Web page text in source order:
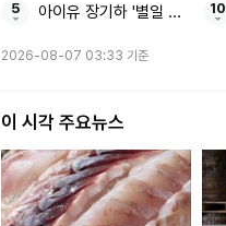
아이유 장기하 '별일 없이 산다'
2026-08-07 03:33 기준
이 시각 주요뉴스